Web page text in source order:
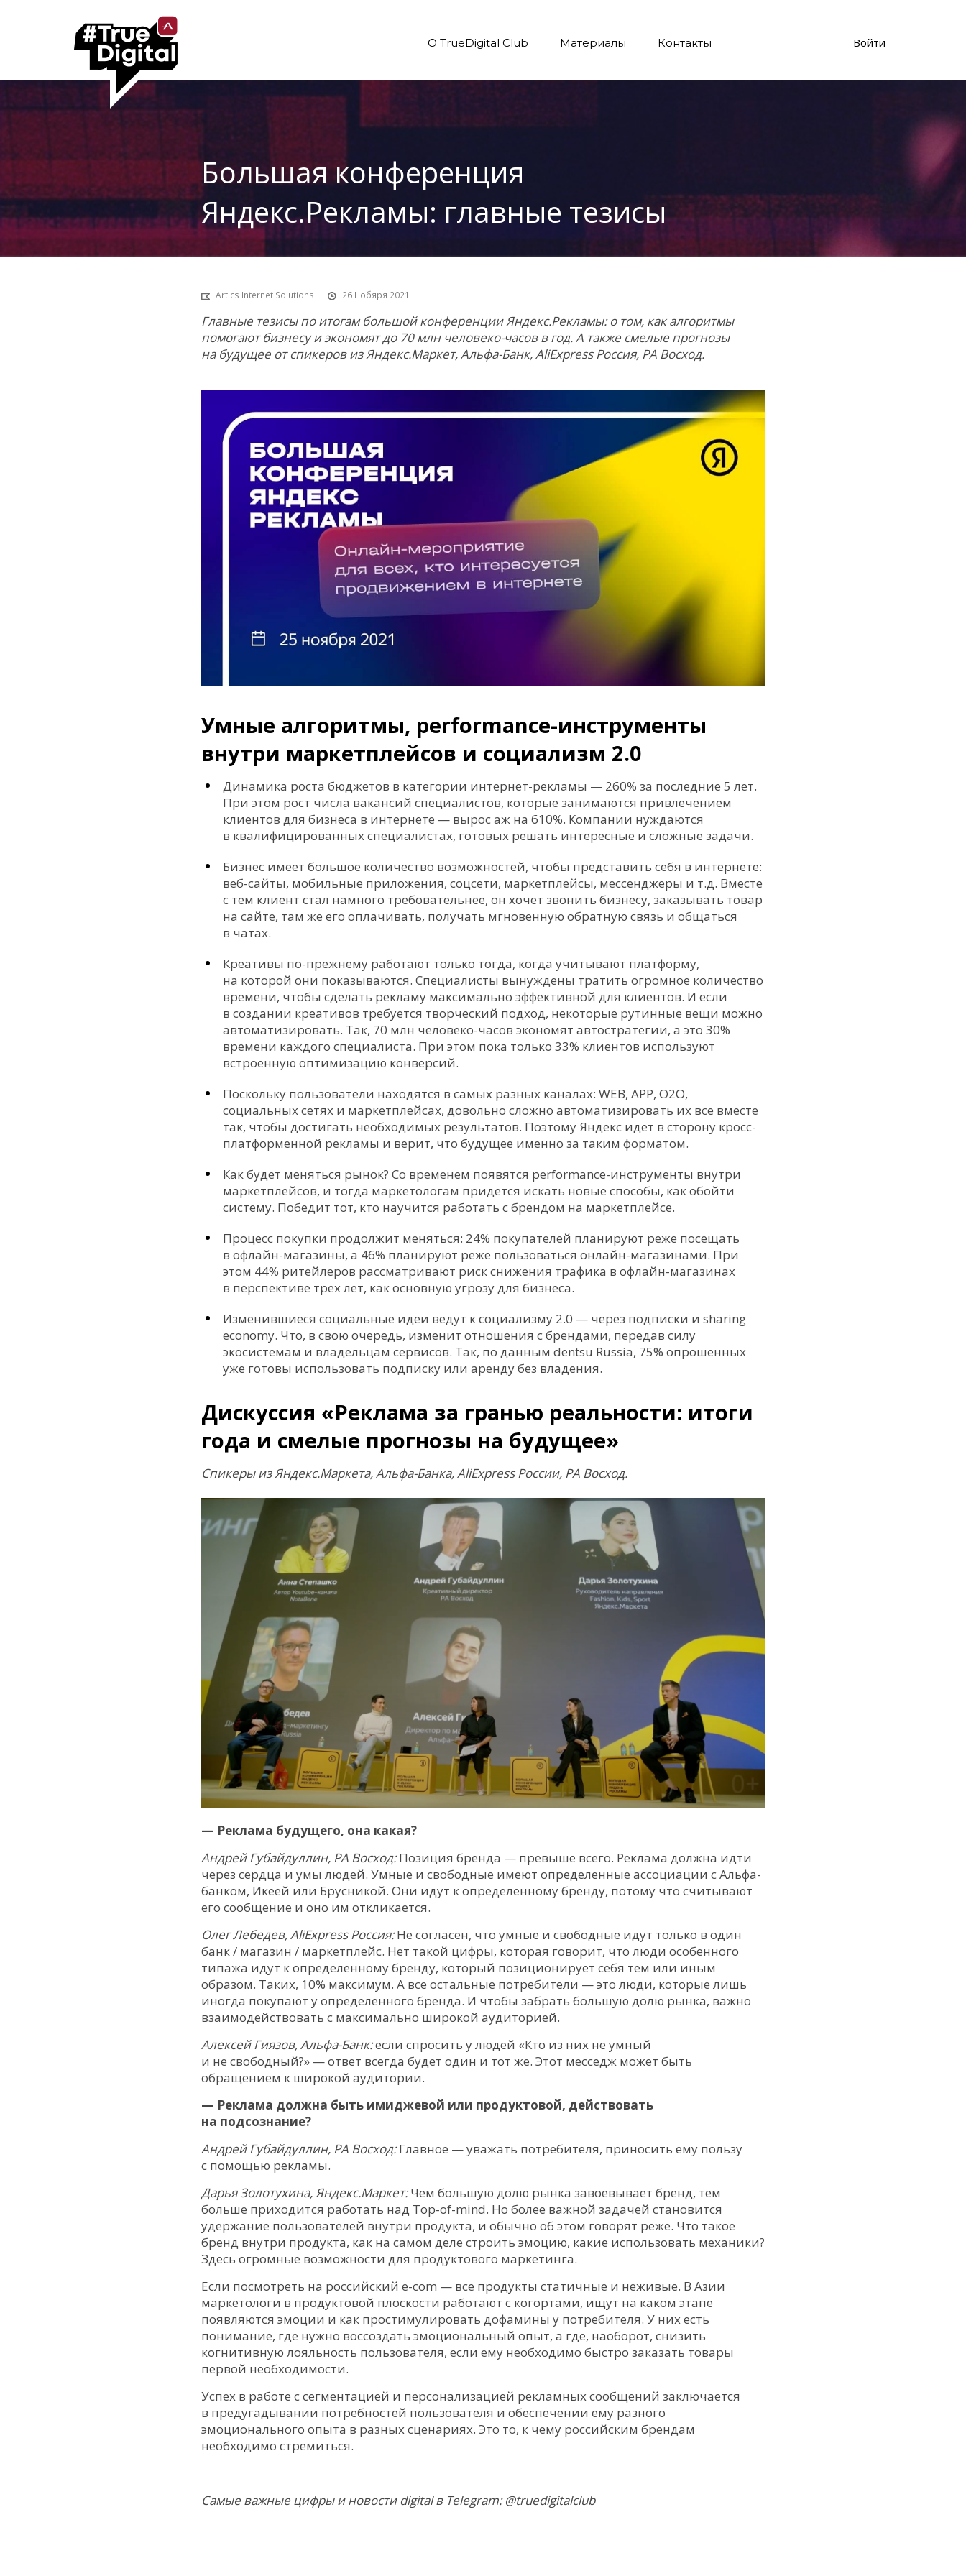
О TrueDigital Club Материалы Контакты Войти
Большая конференция
Яндекс.Рекламы: главные тезисы
Artics Internet Solutions 26 Нобяря 2021
Главные тезисы по итогам большой конференции Яндекс.Рекламы: о том, как алгоритмы
помогают бизнесу и экономят до 70 млн человеко-часов в год. А также смелые прогнозы
на будущее от спикеров из Яндекс.Маркет, Альфа-Банк, AliExpress Россия, РА Восход.
Умные алгоритмы, performance-инструменты
внутри маркетплейсов и социализм 2.0
Динамика роста бюджетов в категории интернет-рекламы — 260% за последние 5 лет.
При этом рост числа вакансий специалистов, которые занимаются привлечением
клиентов для бизнеса в интернете — вырос аж на 610%. Компании нуждаются
в квалифицированных специалистах, готовых решать интересные и сложные задачи.
Бизнес имеет большое количество возможностей, чтобы представить себя в интернете:
веб-сайты, мобильные приложения, соцсети, маркетплейсы, мессенджеры и т.д. Вместе
с тем клиент стал намного требовательнее, он хочет звонить бизнесу, заказывать товар
на сайте, там же его оплачивать, получать мгновенную обратную связь и общаться
в чатах.
Креативы по-прежнему работают только тогда, когда учитывают платформу,
на которой они показываются. Специалисты вынуждены тратить огромное количество
времени, чтобы сделать рекламу максимально эффективной для клиентов. И если
в создании креативов требуется творческий подход, некоторые рутинные вещи можно
автоматизировать. Так, 70 млн человеко-часов экономят автостратегии, а это 30%
времени каждого специалиста. При этом пока только 33% клиентов используют
встроенную оптимизацию конверсий.
Поскольку пользователи находятся в самых разных каналах: WEB, APP, O2O,
социальных сетях и маркетплейсах, довольно сложно автоматизировать их все вместе
так, чтобы достигать необходимых результатов. Поэтому Яндекс идет в сторону кросс-
платформенной рекламы и верит, что будущее именно за таким форматом.
Как будет меняться рынок? Со временем появятся performance-инструменты внутри
маркетплейсов, и тогда маркетологам придется искать новые способы, как обойти
систему. Победит тот, кто научится работать с брендом на маркетплейсе.
Процесс покупки продолжит меняться: 24% покупателей планируют реже посещать
в офлайн-магазины, а 46% планируют реже пользоваться онлайн-магазинами. При
этом 44% ритейлеров рассматривают риск снижения трафика в офлайн-магазинах
в перспективе трех лет, как основную угрозу для бизнеса.
Изменившиеся социальные идеи ведут к социализму 2.0 — через подписки и sharing
economy. Что, в свою очередь, изменит отношения с брендами, передав силу
экосистемам и владельцам сервисов. Так, по данным dentsu Russia, 75% опрошенных
уже готовы использовать подписку или аренду без владения.
Дискуссия «Реклама за гранью реальности: итоги
года и смелые прогнозы на будущее»
Спикеры из Яндекс.Маркета, Альфа-Банка, AliExpress России, РА Восход.
— Реклама будущего, она какая?
Андрей Губайдуллин, РА Восход:Позиция бренда — превыше всего. Реклама должна идти
через сердца и умы людей. Умные и свободные имеют определенные ассоциации с Альфа-
банком, Икеей или Брусникой. Они идут к определенному бренду, потому что считывают
его сообщение и оно им откликается.
Олег Лебедев, AliExpress Россия:Не согласен, что умные и свободные идут только в один
банк / магазин / маркетплейс. Нет такой цифры, которая говорит, что люди особенного
типажа идут к определенному бренду, который позиционирует себя тем или иным
образом. Таких, 10% максимум. А все остальные потребители — это люди, которые лишь
иногда покупают у определенного бренда. И чтобы забрать большую долю рынка, важно
взаимодействовать с максимально широкой аудиторией.
Алексей Гиязов, Альфа-Банк:если спросить у людей «Кто из них не умный
и не свободный?» — ответ всегда будет один и тот же. Этот месседж может быть
обращением к широкой аудитории.
— Реклама должна быть имиджевой или продуктовой, действовать
на подсознание?
Андрей Губайдуллин, РА Восход:Главное — уважать потребителя, приносить ему пользу
с помощью рекламы.
Дарья Золотухина, Яндекс.Маркет:Чем большую долю рынка завоевывает бренд, тем
больше приходится работать над Top-of-mind. Но более важной задачей становится
удержание пользователей внутри продукта, и обычно об этом говорят реже. Что такое
бренд внутри продукта, как на самом деле строить эмоцию, какие использовать механики?
Здесь огромные возможности для продуктового маркетинга.
Если посмотреть на российский e-com — все продукты статичные и неживые. В Азии
маркетологи в продуктовой плоскости работают с когортами, ищут на каком этапе
появляются эмоции и как простимулировать дофамины у потребителя. У них есть
понимание, где нужно воссоздать эмоциональный опыт, а где, наоборот, снизить
когнитивную лояльность пользователя, если ему необходимо быстро заказать товары
первой необходимости.
Успех в работе с сегментацией и персонализацией рекламных сообщений заключается
в предугадывании потребностей пользователя и обеспечении ему разного
эмоционального опыта в разных сценариях. Это то, к чему российским брендам
необходимо стремиться.
Самые важные цифры и новости digital в Telegram:@truedigitalclub